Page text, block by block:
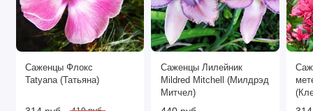
Саженцы Флокс
Tatyana (Татьяна)
Саженцы Лилейник
Mildred Mitchell (Милдрэд
Митчел)